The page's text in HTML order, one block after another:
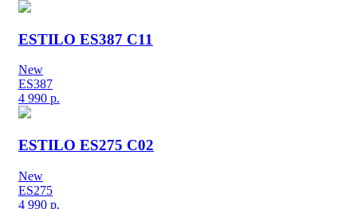
ESTILO ES387 C11
New
ES387
4 990 р.
ESTILO ES275 C02
New
ES275
4 990 р.